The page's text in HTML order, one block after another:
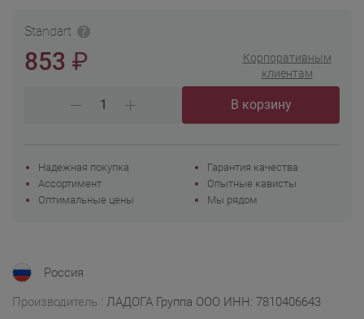
Россия
Производитель : ЛАДОГА Группа ООО ИНН: 7810406643
Standart
853 ₽
Корпоративным
клиентам
В корзину
Надежная покупка
Гарантия качества
Ассортимент
Опытные кависты
Оптимальные цены
Мы рядом